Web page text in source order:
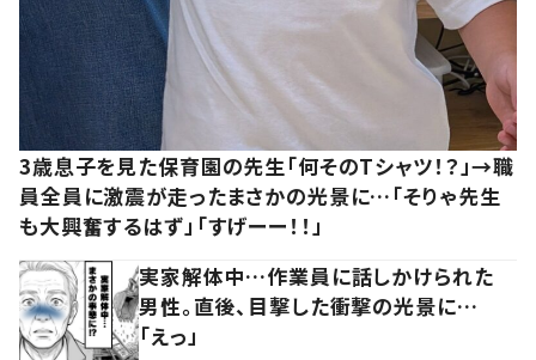
3歳息子を見た保育園の先生「何そのTシャツ！？」→職
員全員に激震が走ったまさかの光景に…「そりゃ先生
も大興奮するはず」「すげーー！！」
実家解体中…作業員に話しかけられた
男性。直後、目撃した衝撃の光景に…
「えっ」